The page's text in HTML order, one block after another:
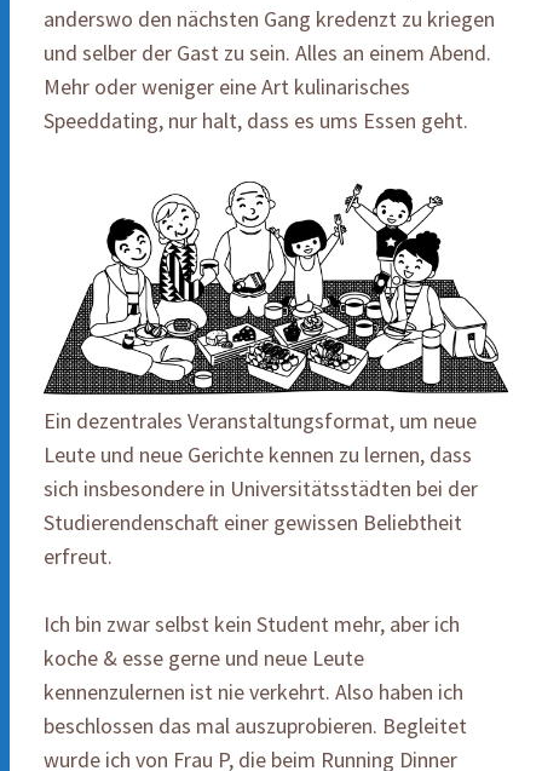
anderswo den nächsten Gang kredenzt zu kriegen
und selber der Gast zu sein. Alles an einem Abend.
Mehr oder weniger eine Art kulinarisches
Speeddating, nur halt, dass es ums Essen geht.
Ein dezentrales Veranstaltungsformat, um neue
Leute und neue Gerichte kennen zu lernen, dass
sich insbesondere in Universitätsstädten bei der
Studierendenschaft einer gewissen Beliebtheit
erfreut.
Ich bin zwar selbst kein Student mehr, aber ich
koche & esse gerne und neue Leute
kennenzulernen ist nie verkehrt. Also haben ich
beschlossen das mal auszuprobieren. Begleitet
wurde ich von Frau P, die beim Running Dinner